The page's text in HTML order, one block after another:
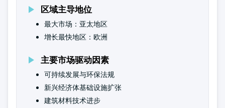
区域主导地位
最大市场：亚太地区
增长最快地区：欧洲
主要市场驱动因素
可持续发展与环保法规
新兴经济体基础设施扩张
建筑材料技术进步